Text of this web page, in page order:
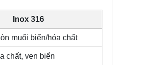
Inox 316
muối biển/hóa chất
chất, ven biển